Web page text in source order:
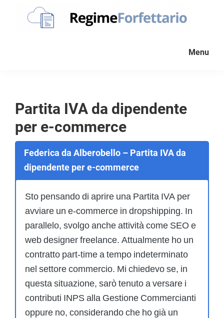
partita
Iva
forfettaria
Menu
Partita IVA da dipendente
per e-commerce
Federica da Alberobello – Partita IVA da
dipendente per e-commerce
Sto pensando di aprire una Partita IVA per
avviare un e-commerce in dropshipping. In
parallelo, svolgo anche attività come SEO e
web designer freelance. Attualmente ho un
contratto part-time a tempo indeterminato
nel settore commercio. Mi chiedevo se, in
questa situazione, sarò tenuto a versare i
contributi INPS alla Gestione Commercianti
oppure no, considerando che ho già un